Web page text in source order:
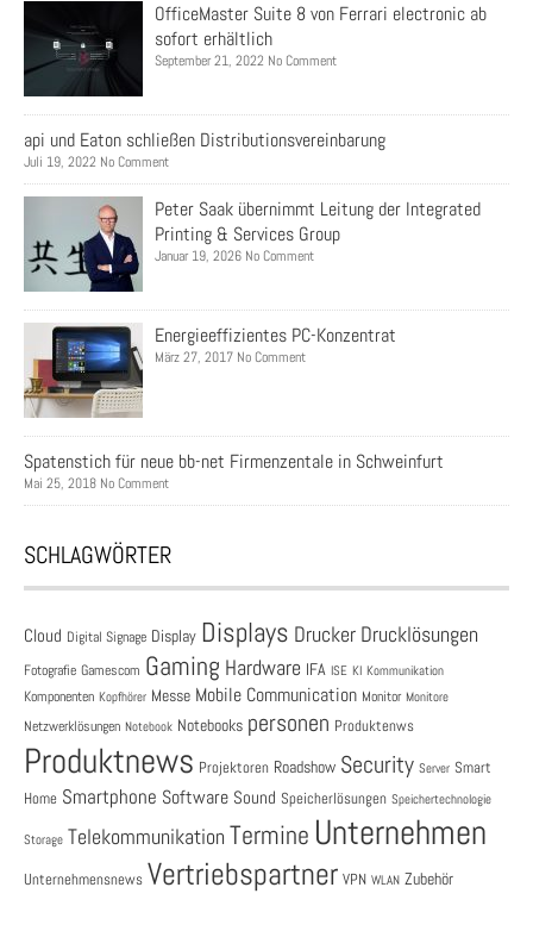
OfficeMaster Suite 8 von Ferrari electronic ab
sofort erhältlich
September 21, 2022 No Comment
api und Eaton schließen Distributionsvereinbarung
Juli 19, 2022 No Comment
Peter Saak übernimmt Leitung der Integrated
Printing & Services Group
Januar 19, 2026 No Comment
Energieeffizientes PC-Konzentrat
März 27, 2017 No Comment
Spatenstich für neue bb-net Firmenzentale in Schweinfurt
Mai 25, 2018 No Comment
SCHLAGWÖRTER
Cloud Digital Signage Display Displays Drucker Drucklösungen
Fotografie Gamescom Gaming Hardware IFA ISE KI Kommunikation
Komponenten Kopfhörer Messe Mobile Communication Monitor Monitore
Netzwerklösungen Notebook Notebooks personen Produktenws
Produktnews Projektoren Roadshow Security Server Smart
Home Smartphone Software Sound Speicherlösungen Speichertechnologie
Storage Telekommunikation Termine Unternehmen
Unternehmensnews Vertriebspartner VPN WLAN Zubehör